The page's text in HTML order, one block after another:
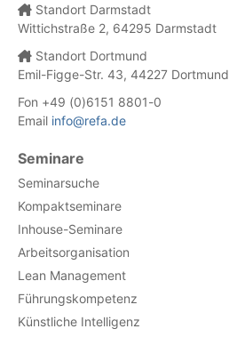
Standort Darmstadt
Wittichstraße 2, 64295 Darmstadt
Standort Dortmund
Emil-Figge-Str. 43, 44227 Dortmund
Fon +49 (0)6151 8801-0
Email info@refa.de
Seminare
Seminarsuche
Kompaktseminare
Inhouse-Seminare
Arbeitsorganisation
Lean Management
Führungskompetenz
Künstliche Intelligenz